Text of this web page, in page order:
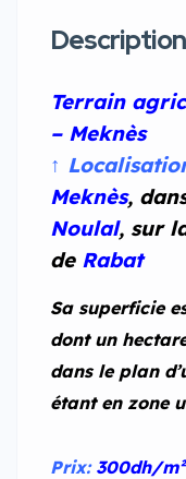
Description
Terrain
– Meknès
↑
Meknès,
Noulal, sur
de Rabat
Sa superficie
dont un
dans le plan
étant en zone
Prix: 300dh/m²